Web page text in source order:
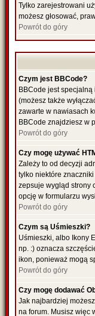
Tylko zarejestrowani
możesz głosować,
Powrót do góry
Czym jest BBCode?
BBCode jest
(możesz także
zawarte w nawiasach
BBCode znajdziesz w
Powrót do góry
Czy mogę używać
Zależy to od decyzji
tylko niektóre znaczniki
zepsuje wygląd strony
opcję w formularzu
Powrót do góry
Czym są Uśmieszki?
Uśmieszki, albo Ikony
np. :) oznacza
ikon, ponieważ mogą
Powrót do góry
Czy mogę dodawać
Jak najbardziej
na forum. Musisz więc